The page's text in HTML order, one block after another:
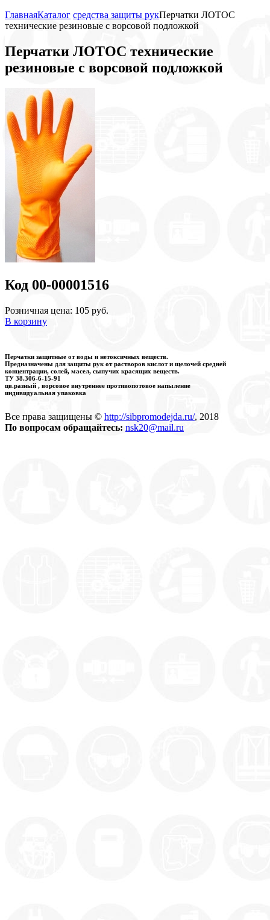
ГлавнаяКаталог средства защиты рукПерчатки ЛОТОС
технические резиновые с ворсовой подложкой
Перчатки ЛОТОС технические
резиновые с ворсовой подложкой
Код 00-00001516
Розничная цена: 105 руб.
В корзину
Перчатки защитные от воды и нетоксичных веществ.
Предназначены для защиты рук от растворов кислот и щелочей средней
концентрации, солей, масел, сыпучих красящих веществ.
ТУ 38.306-6-15-91
цв.разный , ворсовое внутреннее противопотовое напыление
индивидуальная упаковка
Все права защищены © http://sibpromodejda.ru/, 2018
По вопросам обращайтесь: nsk20@mail.ru